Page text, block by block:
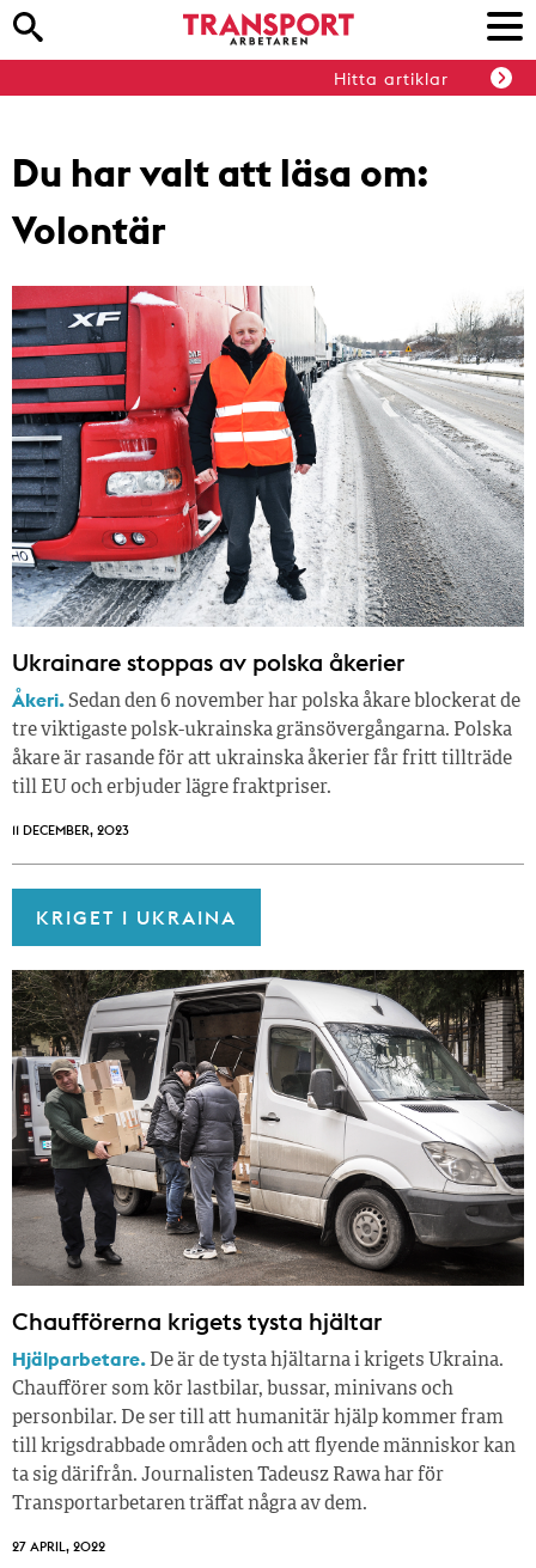
Hitta artiklar
Du har valt att läsa om:
Volontär
Ukrainare stoppas av polska åkerier
Åkeri.Sedan den 6 november har polska åkare blockerat de
tre viktigaste polsk-ukrainska gränsövergångarna. Polska
åkare är rasande för att ukrainska åkerier får fritt tillträde
till EU och erbjuder lägre fraktpriser.
11 DECEMBER, 2023
KRIGET I UKRAINA
Chaufförerna krigets tysta hjältar
Hjälparbetare. De är de tysta hjältarna i krigets Ukraina.
Chaufförer som kör lastbilar, bussar, minivans och
personbilar. De ser till att humanitär hjälp kommer fram
till krigsdrabbade områden och att flyende människor kan
ta sig därifrån. Journalisten Tadeusz Rawa har för
Transportarbetaren träffat några av dem.
27 APRIL, 2022